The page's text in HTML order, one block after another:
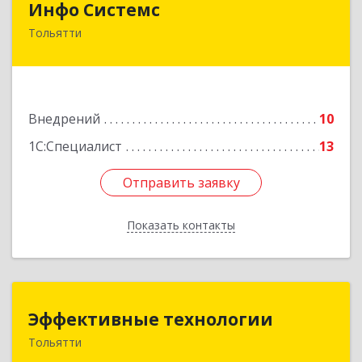
Инфо Системс
Тольятти
Внедрений
10
1С:Специалист
13
Отправить заявку
Показать контакты
445039, Самарская обл, Тольятти г, Гая б-р, дом
Отправить заявку
Назад
Эффективные технологии
Тольятти
445022, Самарская обл, Тольятти г, Королева б-